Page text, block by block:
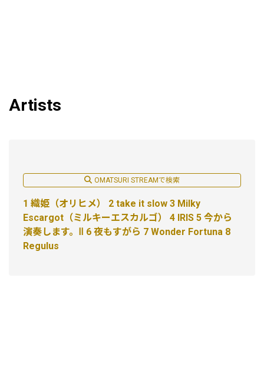
Artists
OMATSURI STREAMで検索
1 織姫（オリヒメ） 2 take it slow 3 Milky
Escargot（ミルキーエスカルゴ） 4 IRIS 5 今から
演奏します。Ⅱ 6 夜もすがら 7 Wonder Fortuna 8
Regulus